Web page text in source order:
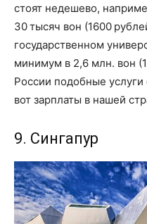
стоят недешево,
30 тысяч вон (1600
государственном
минимум в 2,6 млн. вон
России подобные
вот зарплаты в нашей
9. Сингапур